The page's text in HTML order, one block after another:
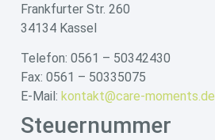
Frankfurter Str. 260
34134 Kassel
Telefon: 0561 – 50342430
Fax: 0561 – 50335075
E-Mail: kontakt@care-moments.de
Steuernummer